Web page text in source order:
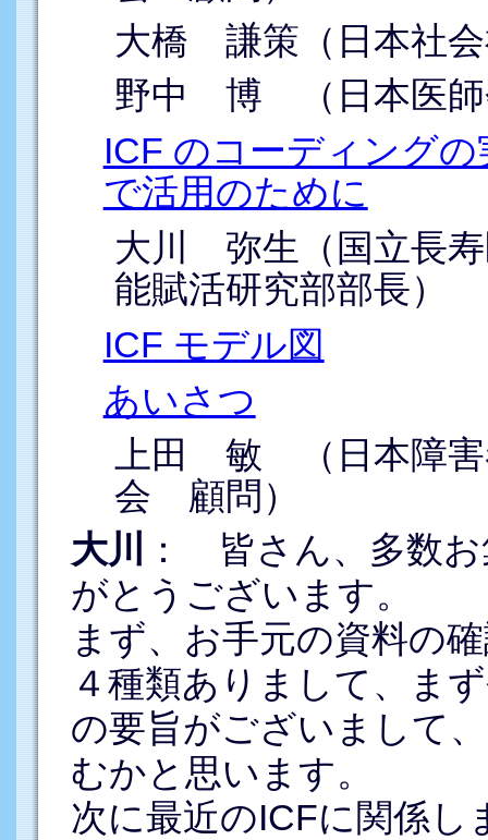
大橋 謙策（日本社
野中 博 （日本医
ICF のコーディング
で活用のために
大川 弥生（国立長
能賦活研究部部長）
ICF モデル図
あいさつ
上田 敏 （日本障害
会 顧問）
大川
： 皆さん、多数
がとうございます。
まず、お手元の資料の
４種類ありまして、ま
の要旨がございまして
むかと思います。
次に最近のICFに関係